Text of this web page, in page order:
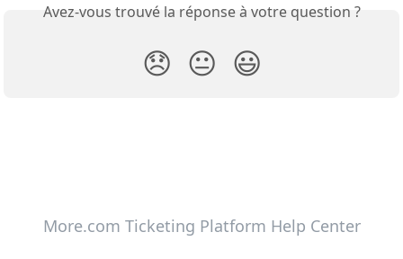
Avez-vous trouvé la réponse à votre question ?
😞 😐 😃
More.com Ticketing Platform Help Center